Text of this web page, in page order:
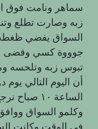
سماهر ونامت فوق
زبه وصارت تطلع
السواق يفضي
جوووة كسي وفضى
تبوس زبه وتلحسه
أن اليوم التالي
الساعة ١٠
وكلمو السواق
في الوقت وكانت